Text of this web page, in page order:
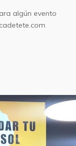
algún evento